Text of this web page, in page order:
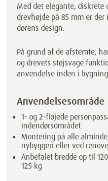
Med det elegante, diskrete
drevhøjde på 85 mm er
dørens design.
På grund af de afstemte,
og drevets støjsvage
anvendelse inden i
Anvendelsesområde
1- og 2-fløjede
indendørsområdet
Montering på alle
nybyggeri eller ved
Anbefalet bredde op til
125 kg